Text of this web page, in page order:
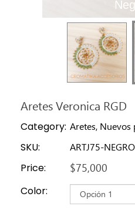
Verde-
Aretes Veronica RGD
Category: Aretes, Nuevos
SKU: ARTJ75-NEGRO
Price: $75,000
Color: